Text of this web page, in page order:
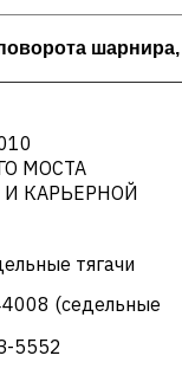
шарнира,
МОСТА
КАРЬЕРНОЙ
тягачи
(седельные
5552